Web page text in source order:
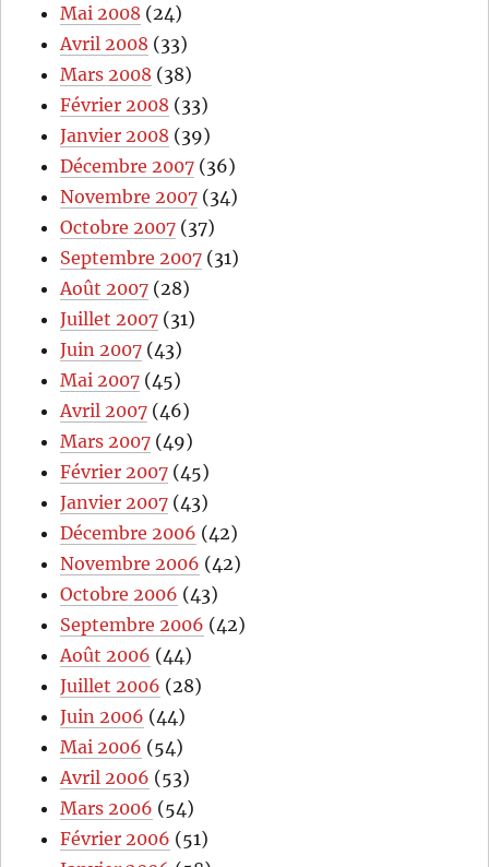
Mai 2008 (24)
Avril 2008 (33)
Mars 2008 (38)
Février 2008 (33)
Janvier 2008 (39)
Décembre 2007 (36)
Novembre 2007 (34)
Octobre 2007 (37)
Septembre 2007 (31)
Août 2007 (28)
Juillet 2007 (31)
Juin 2007 (43)
Mai 2007 (45)
Avril 2007 (46)
Mars 2007 (49)
Février 2007 (45)
Janvier 2007 (43)
Décembre 2006 (42)
Novembre 2006 (42)
Octobre 2006 (43)
Septembre 2006 (42)
Août 2006 (44)
Juillet 2006 (28)
Juin 2006 (44)
Mai 2006 (54)
Avril 2006 (53)
Mars 2006 (54)
Février 2006 (51)